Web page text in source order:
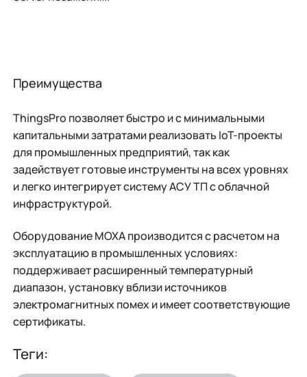
Преимущества
ThingsPro позволяет быстро и с минимальными
капитальными затратами реализовать IoT-проекты
для промышленных предприятий, так как
задействует готовые инструменты на всех уровнях
и легко интегрирует систему АСУ ТП с облачной
инфраструктурой.
Оборудование MOXA производится с расчетом на
эксплуатацию в промышленных условиях:
поддерживает расширенный температурный
диапазон, установку вблизи источников
электромагнитных помех и имеет соответствующие
сертификаты.
Теги: